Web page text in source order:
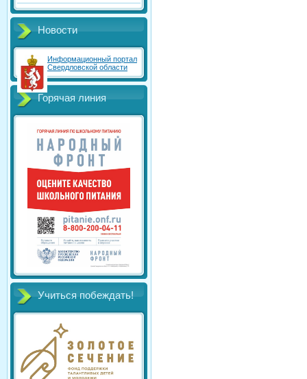
Новости
Информационный портал
Свердловской области
Горячая линия
Учиться побеждать!